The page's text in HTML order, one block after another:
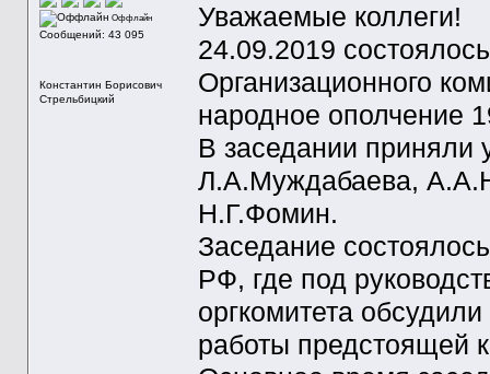
Оффлайн
Сообщений: 43 095
Константин Борисович
Стрельбицкий
Уважаемые коллеги!
24.09.2019
Организационного
народное ополчение
В заседании
Л.А.Муждабаева,
Н.Г.Фомин.
Заседание
РФ, где под
оргкомитета
работы предстоящей